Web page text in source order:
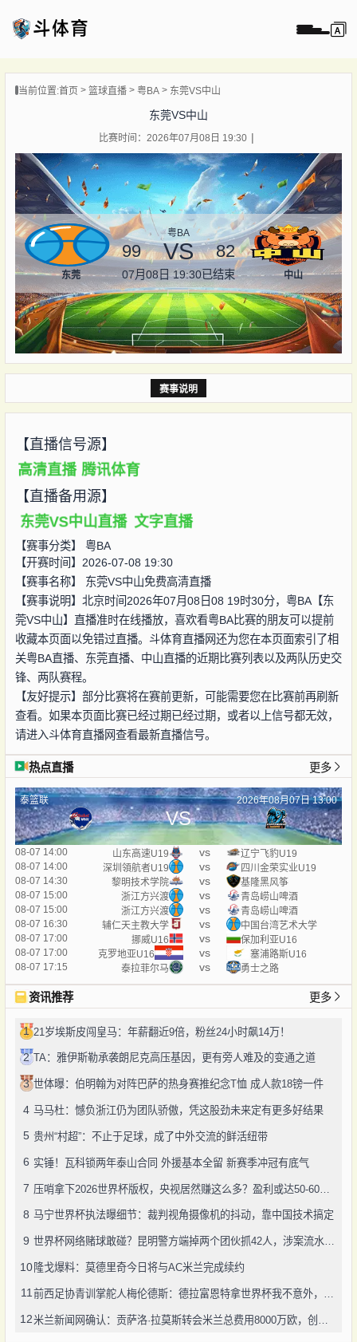
播
像
闻
当前位置:首页 篮球直播 粤BA 东莞VS中山
东莞VS中山
比赛时间：2026年07月08日 19:30
东莞
粤BA
99 VS 82
07月08日 19:30已结束 中山
赛事说明
【直播信号源】
高清直播 腾讯体育
【直播备用源】
东莞VS中山直播 文字直播
【赛事分类】 粤BA
【开赛时间】2026-07-08 19:30
【赛事名称】 东莞VS中山免费高清直播
【赛事说明】北京时间2026年07月08日08 19时30分，粤BA【东
莞VS中山】直播准时在线播放，喜欢看粤BA比赛的朋友可以提前
收藏本页面以免错过直播。斗体育直播网还为您在本页面索引了相
关粤BA直播、东莞直播、中山直播的近期比赛列表以及两队历史交
锋、两队赛程。
【友好提示】部分比赛将在赛前更新，可能需要您在比赛前再刷新
查看。如果本页面比赛已经过期已经过期，或者以上信号都无效，
请进入斗体育直播网查看最新直播信号。
热点直播 更多
泰篮联 2026年08月07日 13:00
VS
08-07 14:00 山东高速U19 vs
辽宁飞豹U19
08-07 14:00
深圳領航者U19 vs
四川金荣实业U19
08-07 14:30
黎明技术学院 vs
基隆黑风筝
08-07 15:00
浙江方兴渡 vs
青岛崂山啤酒
08-07 15:00
浙江方兴渡 vs
青岛崂山啤酒
08-07 16:30
辅仁天主教大学 vs
中国台湾艺术大学
08-07 17:00
挪威U16 vs
保加利亚U16
08-07 17:00
克罗地亚U16 vs
塞浦路斯U16
08-07 17:15
泰拉菲尔马 vs 勇士之路
资讯推荐 更多
1 21岁埃斯皮闯皇马：年薪翻近9倍，粉丝24小时飙14万！
2 TA：雅伊斯勒承袭朗尼克高压基因，更有旁人难及的变通之道
3 世体曝：伯明翰为对阵巴萨的热身赛推纪念T恤 成人款18镑一件
4 马马杜：憾负浙江仍为团队骄傲，凭这股劲未来定有更多好结果
5 贵州“村超”：不止于足球，成了中外交流的鲜活纽带
6 实锤！瓦科锁两年泰山合同 外援基本全留 新赛季冲冠有底气
7 压哨拿下2026世界杯版权，央视居然赚这么多？盈利或达50-60亿！
8 马宁世界杯执法曝细节：裁判视角摄像机的抖动，靠中国技术搞定
9 世界杯网络赌球敢碰？昆明警方端掉两个团伙抓42人，涉案流水超三千万
10 隆戈爆料：莫德里奇今日将与AC米兰完成续约
11
12